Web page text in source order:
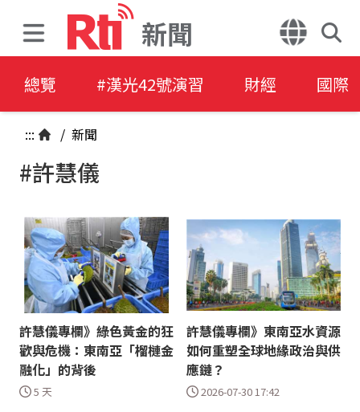
新聞
總覽 #漢光42號演習 財經 國際
::: / 新聞
#許慧儀
許慧儀專欄》綠色黃金的狂
歡與危機：東南亞「榴槤金
融化」的背後
5 天
許慧儀專欄》東南亞水資源
如何重塑全球地緣政治與供
應鏈？
2026-07-30 17:42